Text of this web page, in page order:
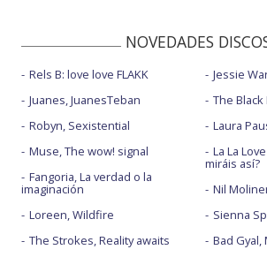
NOVEDADES
Rels B: love love FLAKK
Juanes, JuanesTeban
Robyn, Sexistential
Muse, The wow! signal
Fangoria, La verdad o la
imaginación
Loreen, Wildfire
The Strokes, Reality awaits
Jessie
The Black
Laura
La La
miráis así?
Nil
Sienna
Bad Gyal,